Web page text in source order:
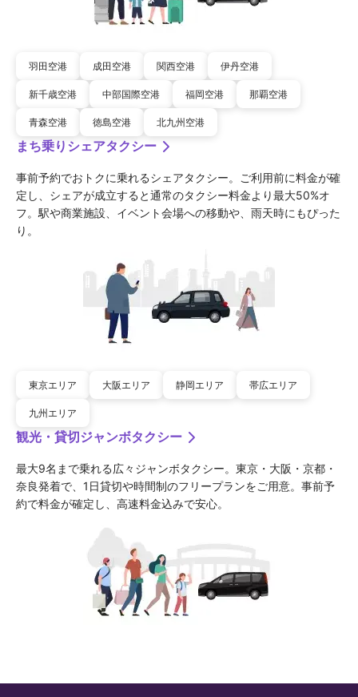
羽田空港 成田空港 関西空港 伊丹空港
新千歳空港 中部国際空港 福岡空港 那覇空港
青森空港 徳島空港 北九州空港
まち乗りシェアタクシー
事前予約でおトクに乗れるシェアタクシー。ご利用前に料金が確
定し、シェアが成立すると通常のタクシー料金より最大50%オ
フ。駅や商業施設、イベント会場への移動や、雨天時にもぴった
り。
東京エリア 大阪エリア 静岡エリア 帯広エリア
九州エリア
観光・貸切ジャンボタクシー
最大9名まで乗れる広々ジャンボタクシー。東京・大阪・京都・
奈良発着で、1日貸切や時間制のフリープランをご用意。事前予
約で料金が確定し、高速料金込みで安心。